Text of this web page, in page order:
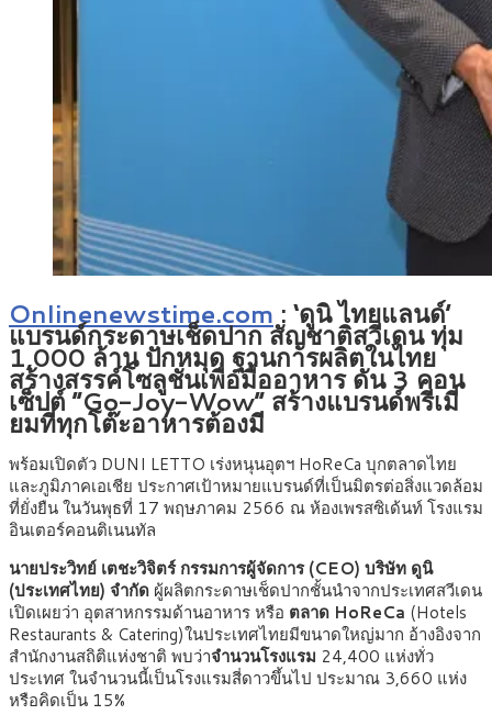
Onlinenewstime.com : ‘ดูนิ ไทยแลนด์’
แบรนด์กระดาษเช็ดปาก สัญชาติสวีเดน ทุ่ม
1,000 ล้าน ปักหมุด ฐานการผลิตในไทย
สร้างสรรค์โซลูชั่นเพื่อมื้ออาหาร ดัน 3 คอน
เซ็ปต์ “Go-Joy-Wow” สร้างแบรนด์พรีเมี่
ยมที่ทุกโต๊ะอาหารต้องมี
พร้อมเปิดตัว DUNI LETTO เร่งหนุนอุตฯ HoReCa บุกตลาดไทย
และภูมิภาคเอเชีย ประกาศเป้าหมายแบรนด์ที่เป็นมิตรต่อสิ่งแวดล้อม
ที่ยั่งยืน ในวันพุธที่ 17 พฤษภาคม 2566 ณ ห้องเพรสซิเด้นท์ โรงแรม
อินเตอร์คอนติเนนทัล
นายประวิทย์ เตชะวิจิตร์ กรรมการผู้จัดการ (CEO) บริษัท ดูนิ
(ประเทศไทย) จำกัด ผู้ผลิตกระดาษเช็ดปากชั้นนำจากประเทศสวีเดน
เปิดเผยว่า อุตสาหกรรมด้านอาหาร หรือ ตลาด HoReCa (Hotels
Restaurants & Catering)ในประเทศไทยมีขนาดใหญ่มาก อ้างอิงจาก
สำนักงานสถิติแห่งชาติ พบว่าจำนวนโรงแรม 24,400 แห่งทั่ว
ประเทศ ในจำนวนนี้เป็นโรงแรมสี่ดาวขึ้นไป ประมาณ 3,660 แห่ง
หรือคิดเป็น 15%